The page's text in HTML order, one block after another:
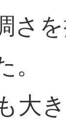
さ
。
大